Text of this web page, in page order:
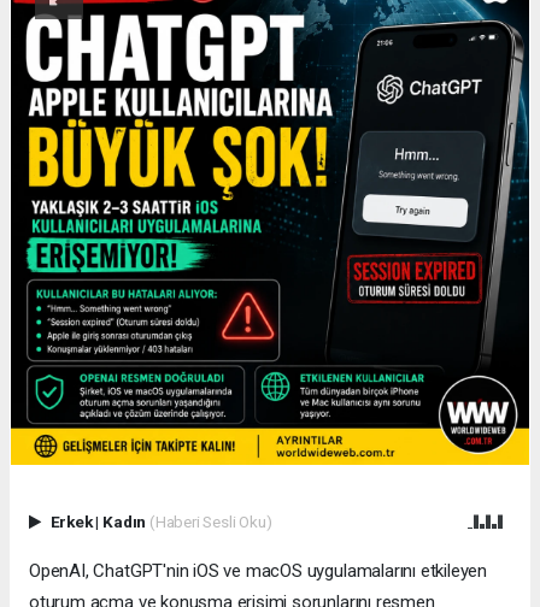
Erkek| Kadın (Haberi Sesli Oku)
OpenAI, ChatGPT'nin iOS ve macOS uygulamalarını etkileyen
oturum açma ve konuşma erişimi sorunlarını resmen